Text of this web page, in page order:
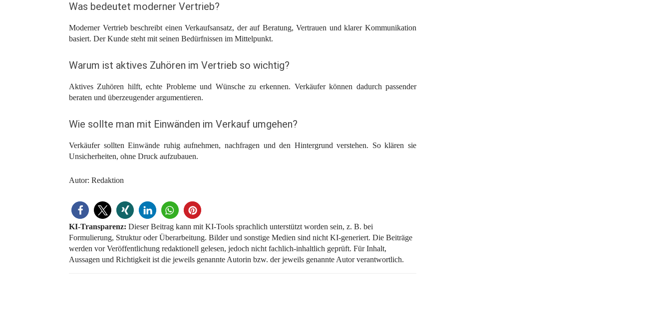
Was bedeutet moderner Vertrieb?
Moderner Vertrieb beschreibt einen Verkaufsansatz, der auf Beratung, Vertrauen und klarer Kommunikation
basiert. Der Kunde steht mit seinen Bedürfnissen im Mittelpunkt.
Warum ist aktives Zuhören im Vertrieb so wichtig?
Aktives Zuhören hilft, echte Probleme und Wünsche zu erkennen. Verkäufer können dadurch passender
beraten und überzeugender argumentieren.
Wie sollte man mit Einwänden im Verkauf umgehen?
Verkäufer sollten Einwände ruhig aufnehmen, nachfragen und den Hintergrund verstehen. So klären sie
Unsicherheiten, ohne Druck aufzubauen.
Autor: Redaktion
KI-Transparenz: Dieser Beitrag kann mit KI-Tools sprachlich unterstützt worden sein, z. B. bei
Formulierung, Struktur oder Überarbeitung. Bilder und sonstige Medien sind nicht KI-generiert. Die Beiträge
werden vor Veröffentlichung redaktionell gelesen, jedoch nicht fachlich-inhaltlich geprüft. Für Inhalt,
Aussagen und Richtigkeit ist die jeweils genannte Autorin bzw. der jeweils genannte Autor verantwortlich.